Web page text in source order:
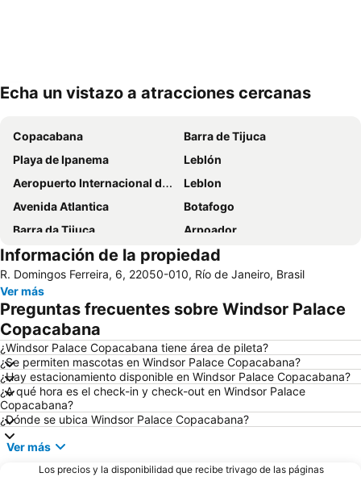
Echa un vistazo a atracciones cercanas
Copacabana
Barra de Tijuca
Playa de Ipanema
Leblón
Aeropuerto Internacional de Galeão Antônio Carlos Jobim
Leblon
Avenida Atlantica
Botafogo
Barra da Tijuca
Arpoador
Lapa
Leme
Cristo Redentor
Recreio dos Bandeirantes
Pan de Azúcar y Funicular
Igreja de Nossa Senhora da Candelária
Rio de Janeiro: Carioca Landscapes between the Mountain and the Sea
Centro
Botafogo
Aeropuerto Santos Dumont
Cristo Redentor
Estación de Autobuses Nuevo Río
Arcos de Lapa
Uruguaiana Metro Station
Prainha
Jockey Club Brasileiro - Hipódromo da Gávea
Glória
Santa Teresa
Información de la propiedad
R. Domingos Ferreira, 6, 22050-010, Río de Janeiro, Brasil
Ver más
Preguntas frecuentes sobre Windsor Palace
Copacabana
¿Windsor Palace Copacabana tiene área de pileta?
¿Se permiten mascotas en Windsor Palace Copacabana?
¿Hay estacionamiento disponible en Windsor Palace Copacabana?
¿A qué hora es el check-in y check-out en Windsor Palace
Copacabana?
¿Dónde se ubica Windsor Palace Copacabana?
Ver más
Los precios y la disponibilidad que recibe trivago de las páginas